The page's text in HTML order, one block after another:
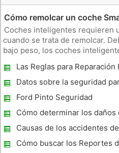
Cómo remolcar un coche
Coches inteligentes requieren
cuando se trata de remolcar.
bajo peso, los coches
remolcar un coche inteligente
A re
Las Reglas para Reparación
Datos sobre la seguridad
cinturón de seguridad
Ford Pinto Seguridad
Cómo determinar los daños
accidente de coche
Causas de los accidentes
Cómo buscar los Reportes